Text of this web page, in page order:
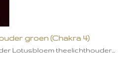
groen (Chakra 4)
Lotusbloem theelichthouder…